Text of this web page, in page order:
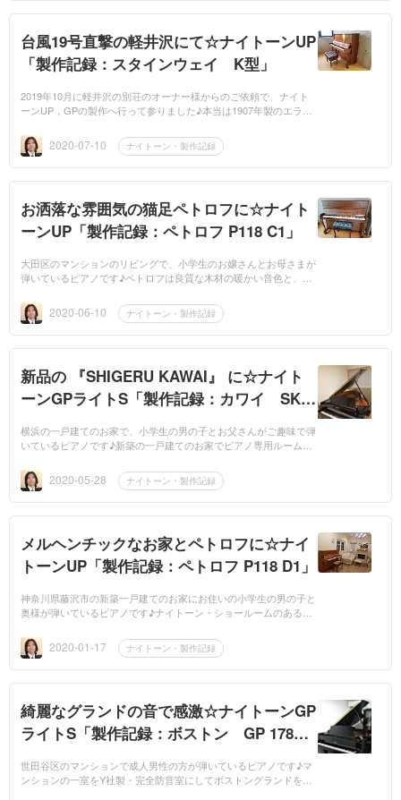
台風19号直撃の軽井沢にて☆ナイトーンUP
「製作記録：スタインウェイ K型」
2019年10月に軽井沢の別荘のオーナー様からのご依頼で、ナイト
ーンUP，GPの製作へ行って参りました♪本当は1907年製のエラー
が、4月に下見へ行っ...
2020-07-10 ナイトーン・製作記録
お洒落な雰囲気の猫足ペトロフに☆ナイト
ーンUP「製作記録：ペトロフ P118 C1」
大田区のマンションのリビングで、小学生のお嬢さんとお母さまが
弾いているピアノです♪ペトロフは良質な木材の暖かい音色と、木
敵なエメラルド...
2020-06-10 ナイトーン・製作記録
新品の 『SHIGERU KAWAI』 に☆ナイト
ーンGPライトS「製作記録：カワイ SK－
横浜の一戸建てのお家で、小学生の男の子とお父さんがご趣味で弾
いているピアノです♪新築の一戸建てのお家でピアノ専用ルームが
ピアノが『SHIGE...
2020-05-28 ナイトーン・製作記録
メルヘンチックなお家とペトロフに☆ナイ
トーンUP「製作記録：ペトロフ P118 D1」
神奈川県藤沢市の新築一戸建てのお家にお住いの小学生の男の子と
奥様が弾いているピアノです♪ナイトーン・ショールームのある高
で、製作へ行っ...
2020-01-17 ナイトーン・製作記録
綺麗なグランドの音で感激☆ナイトーンGP
ライトS「製作記録：ボストン GP 178
世田谷区のマンションで成人男性の方が弾いているピアノです♪マ
ンションの一室をY社製・完全防音室にしてボストングランドを設